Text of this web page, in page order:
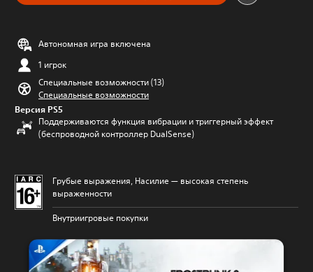
Автономная игра включена
1 игрок
Специальные возможности (13)
Специальные возможности
Версия PS5
Поддерживаются функция вибрации и триггерный эффект
(беспроводной контроллер DualSense)
Грубые выражения, Насилие — высокая степень
выраженности
Внутриигровые покупки